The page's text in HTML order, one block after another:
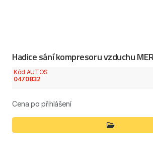
Hadice sání kompresoru vzduchu
Kód AUTOS
0470832
Cena po přihlášení